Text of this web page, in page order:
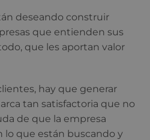
deseando construir
que entienden sus
que les aportan valor
hay que generar
tan satisfactoria que no
de que la empresa
lo que están buscando y